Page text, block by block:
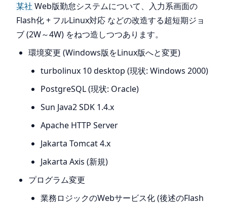
某社 Web版勤怠システムについて、入力系画面の
Flash化 + フルLinux対応 などの改造する超短期ジョ
ブ (2W～4W) をねつ造しつつあります。
環境変更 (Windows版をLinux版へと変更)
turbolinux 10 desktop (現状: Windows 2000)
PostgreSQL (現状: Oracle)
Sun Java2 SDK 1.4.x
Apache HTTP Server
Jakarta Tomcat 4.x
Jakarta Axis (新規)
プログラム変更
業務ロジックのWebサービス化 (後述のFlash